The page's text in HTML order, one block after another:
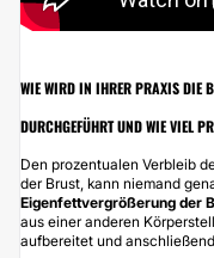
WIE WIRD IN IHRER PRAXIS DIE
URCHGEFÜHRT UND WIE VIEL
Den prozentualen Verbleib
der Brust, kann niemand
Eigenfettvergrößerung der
aus einer anderen
aufbereitet und